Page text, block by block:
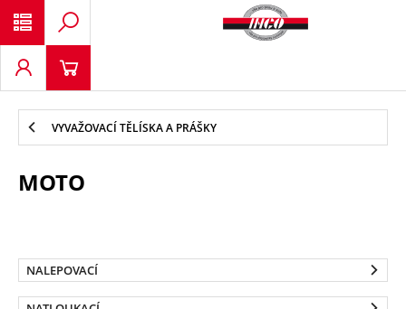
VYVAŽOVACÍ TĚLÍSKA A PRÁŠKY
MOTO
NALEPOVACÍ